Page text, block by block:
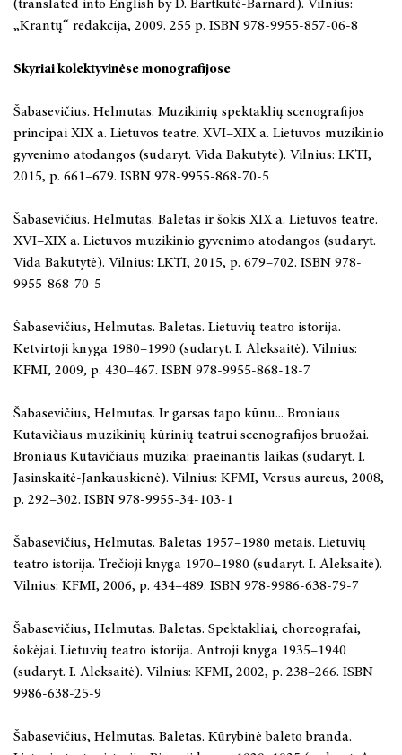
(translated into English by D. Bartkutė-Barnard). Vilnius:
„Krantų“ redakcija, 2009. 255 p. ISBN 978-9955-857-06-8
Skyriai kolektyvinėse monografijose
Šabasevičius. Helmutas. Muzikinių spektaklių scenografijos
principai XIX a. Lietuvos teatre. XVI–XIX a. Lietuvos muzikinio
gyvenimo atodangos (sudaryt. Vida Bakutytė). Vilnius: LKTI,
2015, p. 661–679. ISBN 978-9955-868-70-5
Šabasevičius. Helmutas. Baletas ir šokis XIX a. Lietuvos teatre.
XVI–XIX a. Lietuvos muzikinio gyvenimo atodangos (sudaryt.
Vida Bakutytė). Vilnius: LKTI, 2015, p. 679–702. ISBN 978-
9955-868-70-5
Šabasevičius, Helmutas. Baletas. Lietuvių teatro istorija.
Ketvirtoji knyga 1980–1990 (sudaryt. I. Aleksaitė). Vilnius:
KFMI, 2009, p. 430–467. ISBN 978-9955-868-18-7
Šabasevičius, Helmutas. Ir garsas tapo kūnu... Broniaus
Kutavičiaus muzikinių kūrinių teatrui scenografijos bruožai.
Broniaus Kutavičiaus muzika: praeinantis laikas (sudaryt. I.
Jasinskaitė-Jankauskienė). Vilnius: KFMI, Versus aureus, 2008,
p. 292–302. ISBN 978-9955-34-103-1
Šabasevičius, Helmutas. Baletas 1957–1980 metais. Lietuvių
teatro istorija. Trečioji knyga 1970–1980 (sudaryt. I. Aleksaitė).
Vilnius: KFMI, 2006, p. 434–489. ISBN 978-9986-638-79-7
Šabasevičius, Helmutas. Baletas. Spektakliai, choreografai,
šokėjai. Lietuvių teatro istorija. Antroji knyga 1935–1940
(sudaryt. I. Aleksaitė). Vilnius: KFMI, 2002, p. 238–266. ISBN
9986-638-25-9
Šabasevičius, Helmutas. Baletas. Kūrybinė baleto branda.